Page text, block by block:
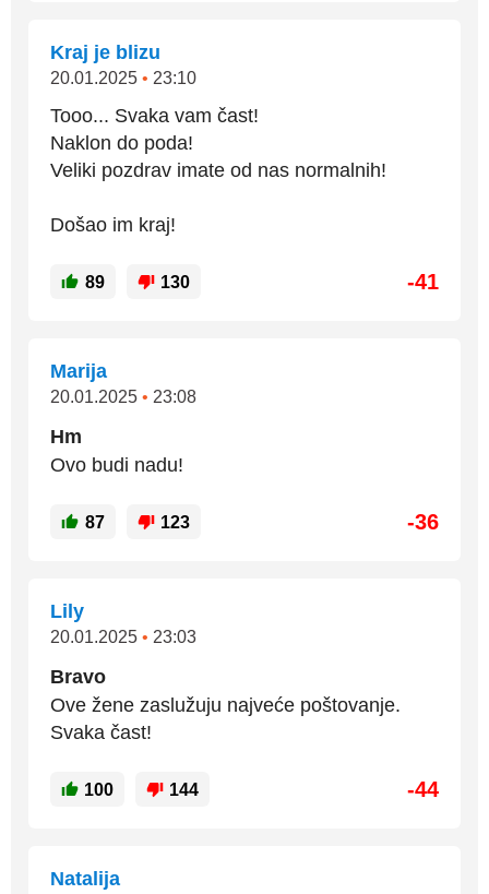
Kraj je blizu
20.01.2025 • 23:10
Tooo... Svaka vam čast!
Naklon do poda!
Veliki pozdrav imate od nas normalnih!
Došao im kraj!
89 130 -41
Marija
20.01.2025 • 23:08
Hm
Ovo budi nadu!
87 123 -36
Lily
20.01.2025 • 23:03
Bravo
Ove žene zaslužuju najveće poštovanje.
Svaka čast!
100 144 -44
Natalija